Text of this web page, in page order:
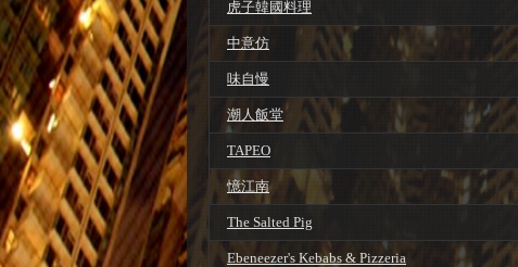
虎子韓國料理
中意仿
味自慢
潮人飯堂
TAPEO
憶江南
The Salted Pig
Ebeneezer's Kebabs & Pizzeria